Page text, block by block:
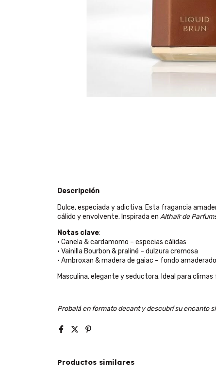
Descripción
Dulce, especiada y adictiva. Esta fragancia
cálido y envolvente. Inspirada en Althaïr de
Notas clave:
• Canela & cardamomo – especias cálidas
• Vainilla Bourbon & praliné – dulzura cremosa
• Ambroxan & madera de gaiac – fondo
Masculina, elegante y seductora. Ideal para
Probalá en formato decant y descubrí su encanto
Productos similares